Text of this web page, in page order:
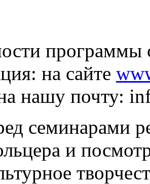
программы
на сайте
нашу почту:
семинарами
и